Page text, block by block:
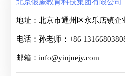
5.普通话标准，思维敏捷，语言
方得体，良好的计算机及外语能
薪资构成：底薪+提成
北京银蕨教育科技集团有限公司
地址：北京市通州区永乐店镇企
电话：孙老师：+86
邮箱：info@yinjuejy.com